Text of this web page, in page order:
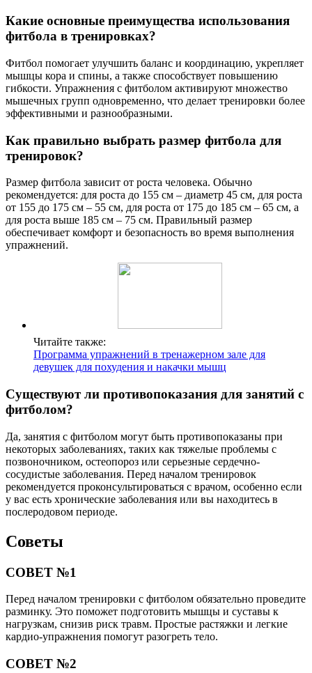
Какие основные преимущества использования
фитбола в тренировках?
Фитбол помогает улучшить баланс и координацию, укрепляет
мышцы кора и спины, а также способствует повышению
гибкости. Упражнения с фитболом активируют множество
мышечных групп одновременно, что делает тренировки более
эффективными и разнообразными.
Как правильно выбрать размер фитбола для
тренировок?
Размер фитбола зависит от роста человека. Обычно
рекомендуется: для роста до 155 см – диаметр 45 см, для роста
от 155 до 175 см – 55 см, для роста от 175 до 185 см – 65 см, а
для роста выше 185 см – 75 см. Правильный размер
обеспечивает комфорт и безопасность во время выполнения
упражнений.
Читайте также:
Программа упражнений в тренажерном зале для
девушек для похудения и накачки мышц
Существуют ли противопоказания для занятий с
фитболом?
Да, занятия с фитболом могут быть противопоказаны при
некоторых заболеваниях, таких как тяжелые проблемы с
позвоночником, остеопороз или серьезные сердечно-
сосудистые заболевания. Перед началом тренировок
рекомендуется проконсультироваться с врачом, особенно если
у вас есть хронические заболевания или вы находитесь в
послеродовом периоде.
Советы
СОВЕТ №1
Перед началом тренировки с фитболом обязательно проведите
разминку. Это поможет подготовить мышцы и суставы к
нагрузкам, снизив риск травм. Простые растяжки и легкие
кардио-упражнения помогут разогреть тело.
СОВЕТ №2